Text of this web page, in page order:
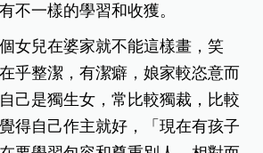
不一樣的學習和收獲。
女兒在婆家就不能這樣畫，笑
乎整潔，有潔癖，娘家較恣意而
己是獨生女，常比較獨裁，比較
得自己作主就好，「現在有孩子